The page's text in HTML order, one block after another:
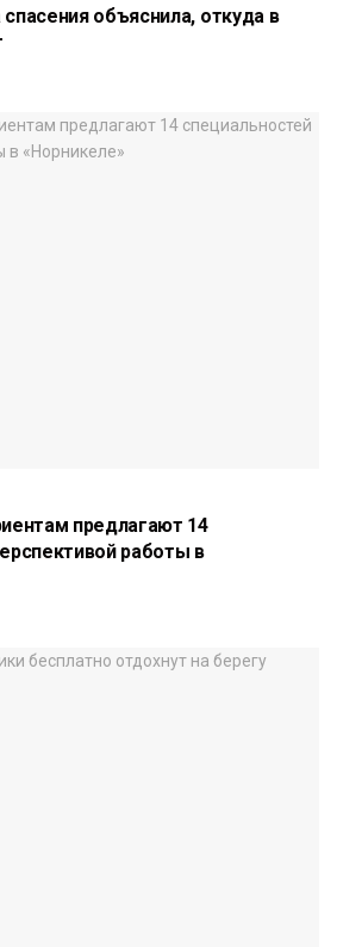
объяснила, откуда в
предлагают 14
работы в